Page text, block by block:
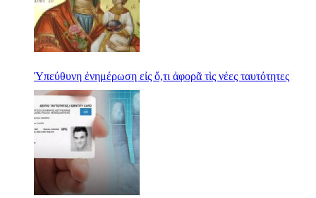
Ὑπεύθυνη ἐνημέρωση εἰς ὅ,τι ἀφορᾶ τὶς νέες ταυτότητες